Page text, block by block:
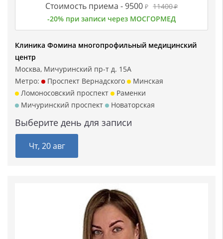
Стоимость приема -9500 ₽ 11400₽
-20% при записи через МОСГОРМЕД
Клиника Фомина многопрофильный медицинский
центр
Москва, Мичуринский пр-т д. 15А
Метро:
Проспект Вернадского
Минская
Ломоносовский проспект
Раменки
Мичуринский проспект
Новаторская
Выберите день для записи
Чт, 20 авг